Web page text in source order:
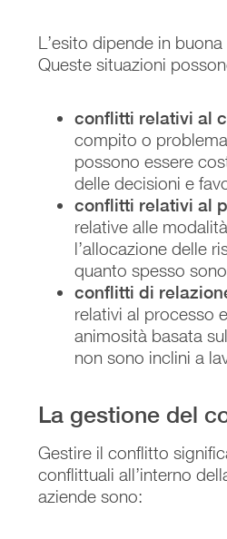
L’esito dipende in
Queste situazioni
conflitti relativi al
compito o
possono essere
delle decisioni e
conflitti relativi al
relative alle
l’allocazione delle
quanto spesso
conflitti di
relativi al processo
animosità basata
non sono inclini a
La gestione del
Gestire il conflitto
conflittuali all’interno
aziende sono: